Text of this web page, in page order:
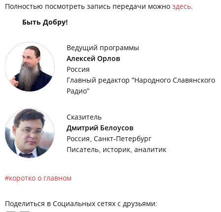
Полностью посмотреть запись передачи можно здесь
Быть Добру!
Ведущий программы
Алексей Орлов
Россия
Главный редактор "Народного Славянского
Радио"
Сказитель
Дмитрий Белоусов
Россия, Санкт-Петербург
Писатель, историк, аналитик
коротко о главном
Поделиться в Социальных сетях с друзьями: